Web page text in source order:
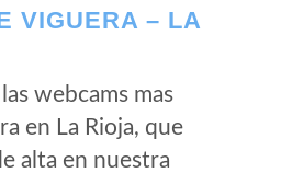
VIGUERA – LA
webcams mas
en La Rioja, que
alta en nuestra